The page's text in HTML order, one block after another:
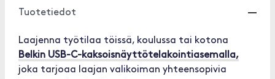
Tuotetiedot
Laajenna työtilaa töissä, koulussa tai kotona
Belkin USB-C-kaksoisnäyttötelakointiasemalla,
joka tarjoaa laajan valikoiman yhteensopivia